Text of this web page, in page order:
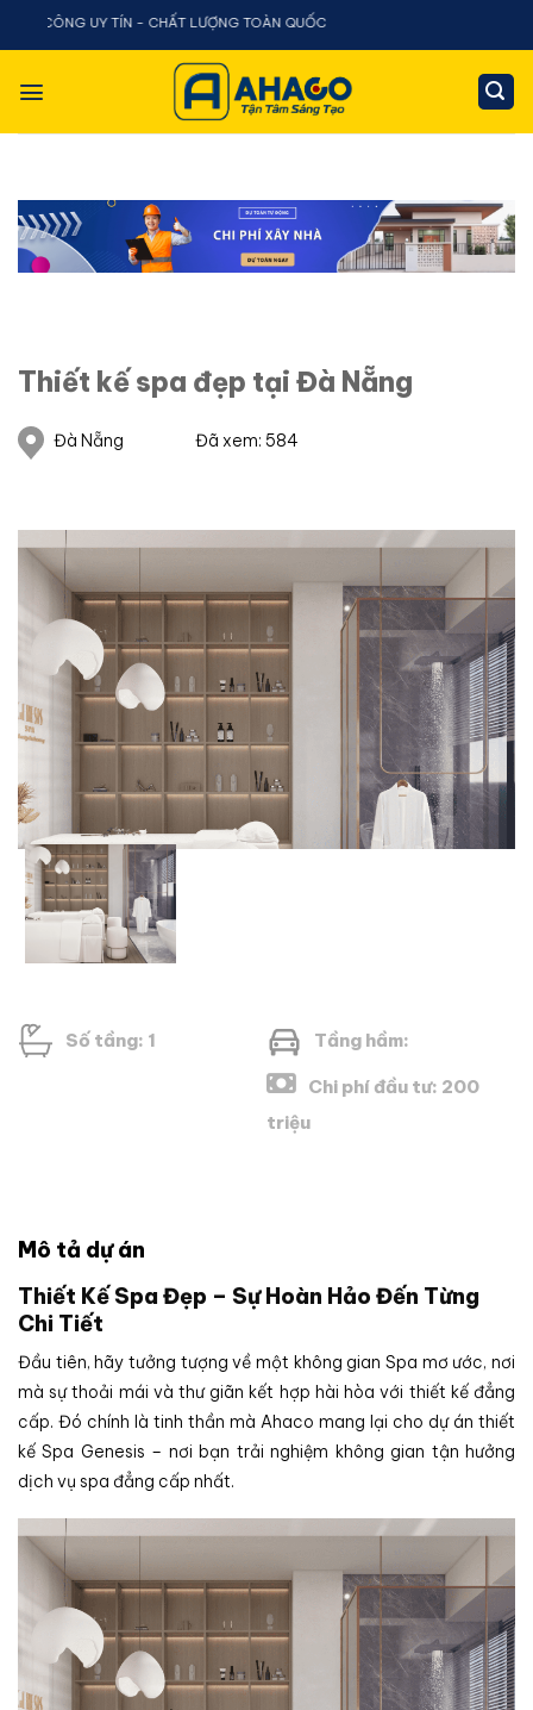
Chuyển
dung
UY TÍN - CHẤT LƯỢNG TOÀN QUỐC
Thiết kế spa đẹp tại Đà Nẵng
Đà Nẵng Đã xem: 584
Số tầng: 1 Tầng hầm:
Chi phí đầu tư: 200
triệu
Mô tả dự án
Thiết Kế Spa Đẹp – Sự Hoàn Hảo Đến Từng
Chi Tiết
Đầu tiên, hãy tưởng tượng về một không gian Spa mơ ước, nơi
mà sự thoải mái và thư giãn kết hợp hài hòa với thiết kế đẳng
cấp. Đó chính là tinh thần mà Ahaco mang lại cho dự án thiết
kế Spa Genesis – nơi bạn trải nghiệm không gian tận hưởng
dịch vụ spa đẳng cấp nhất.